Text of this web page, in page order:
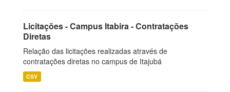
Licitações - Campus Itabira - Contratações
Diretas
Relação das licitações realizadas através de
contratações diretas no campus de Itajubá
CSV